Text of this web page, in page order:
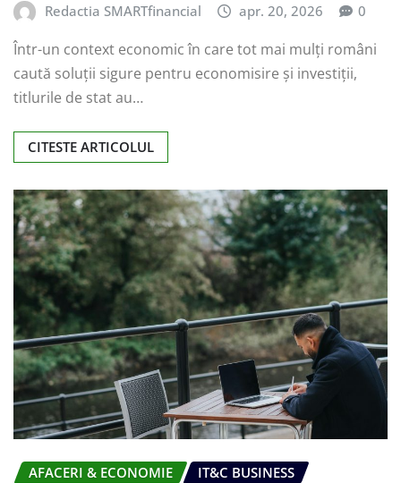
Redactia SMARTfinancial apr. 20, 2026 0
Într-un context economic în care tot mai mulți români
caută soluții sigure pentru economisire și investiții,
titlurile de stat au…
CITESTE ARTICOLUL
AFACERI & ECONOMIE
IT&C BUSINESS